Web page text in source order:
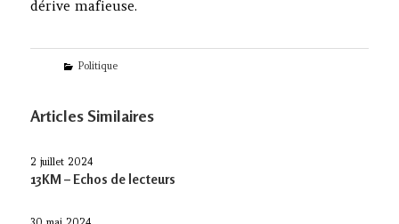
dérive mafieuse.
Categories
Politique
Articles Similaires
2 juillet 2024
13KM – Echos de lecteurs